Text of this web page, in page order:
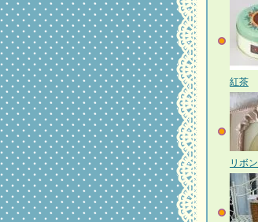
紅茶
リボン